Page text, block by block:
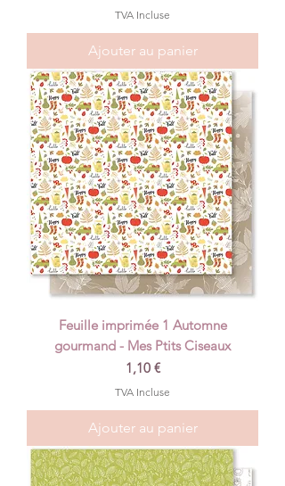
TVA Incluse
Ajouter au panier
Feuille imprimée 1 Automne
gourmand - Mes Ptits Ciseaux
Prix
1,10 €
TVA Incluse
Ajouter au panier